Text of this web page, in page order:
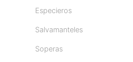
Especieros
Salvamanteles
Soperas